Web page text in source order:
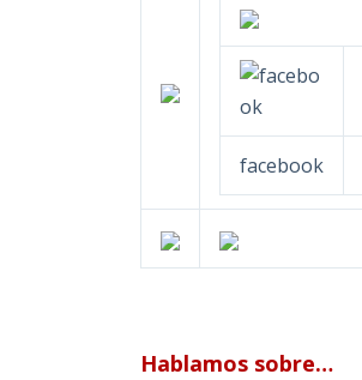
facebook
Hablamos sobre…